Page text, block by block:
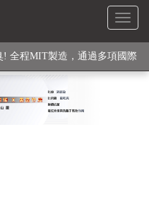
Toggle
貼身衣物No. 1
全程MIT製造，通過多項國際
量護膝! 支撐. 包覆感. 超透氣.